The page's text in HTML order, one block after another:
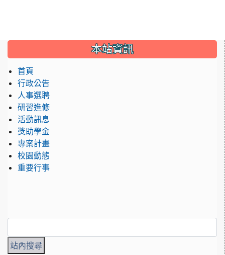
::: 本站資訊
首頁
行政公告
人事選聘
研習進修
活動訊息
獎助學金
專案計畫
校園動態
重要行事